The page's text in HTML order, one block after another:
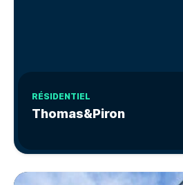
RÉSIDENTIEL
Thomas&Piron